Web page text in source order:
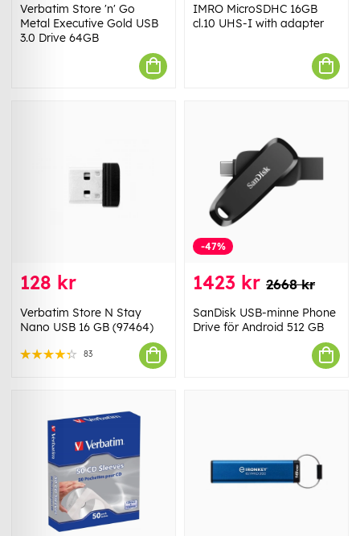
Verbatim Store 'n' Go
Metal Executive Gold USB
3.0 Drive 64GB
IMRO MicroSDHC 16GB
cl.10 UHS-I with adapter
128 kr
Verbatim Store N Stay
Nano USB 16 GB (97464)
83
-47%
1423 kr 2668 kr
SanDisk USB-minne Phone
Drive för Android 512 GB